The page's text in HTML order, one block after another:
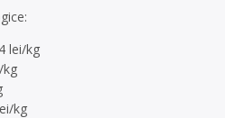
lei/kg
kg
kg